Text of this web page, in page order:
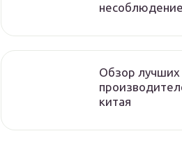
несоблюдение
Обзор лучших
китая